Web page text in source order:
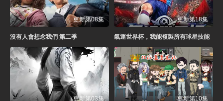
更新第08集
沒有人會想念我們 第二季
更新第18集
氣運世界杯，我能複製所有球星技能
更新第03集 更新第10集